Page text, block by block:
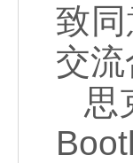
致
交流
思